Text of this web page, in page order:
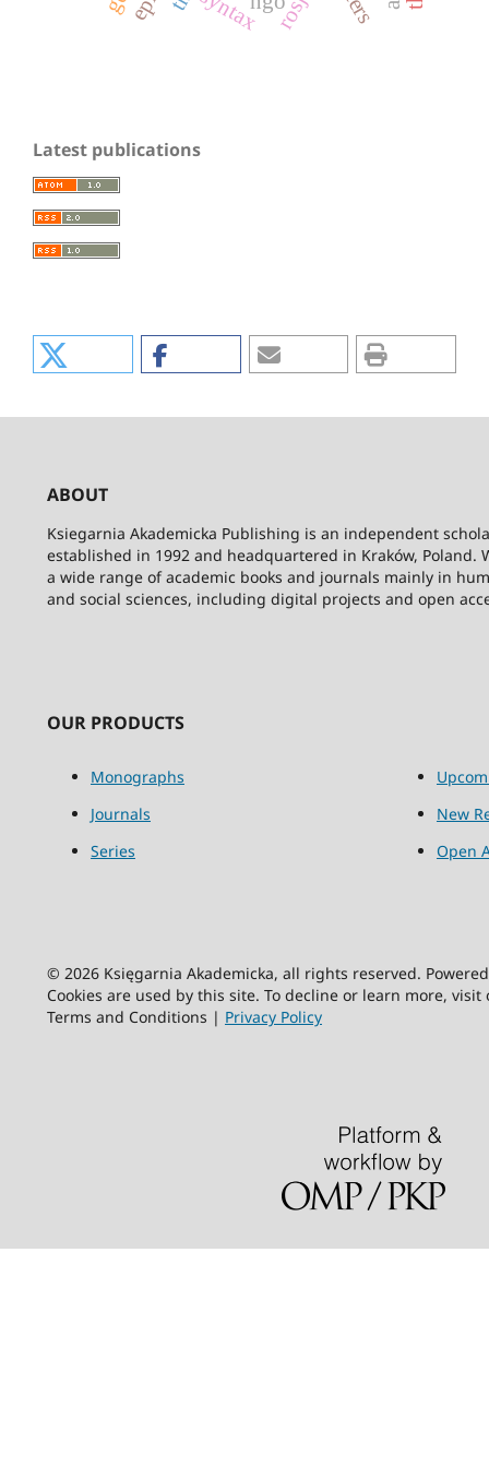
Latest publications
ABOUT
Ksiegarnia Akademicka Publishing is an independent
established in 1992 and headquartered in Kraków, Poland.
a wide range of academic books and journals mainly in
and social sciences, including digital projects and open
OUR PRODUCTS
Monographs
Journals
Series
New
Open
© 2026 Księgarnia Akademicka, all rights reserved.
Cookies are used by this site. To decline or learn more,
Terms and Conditions | Privacy Policy